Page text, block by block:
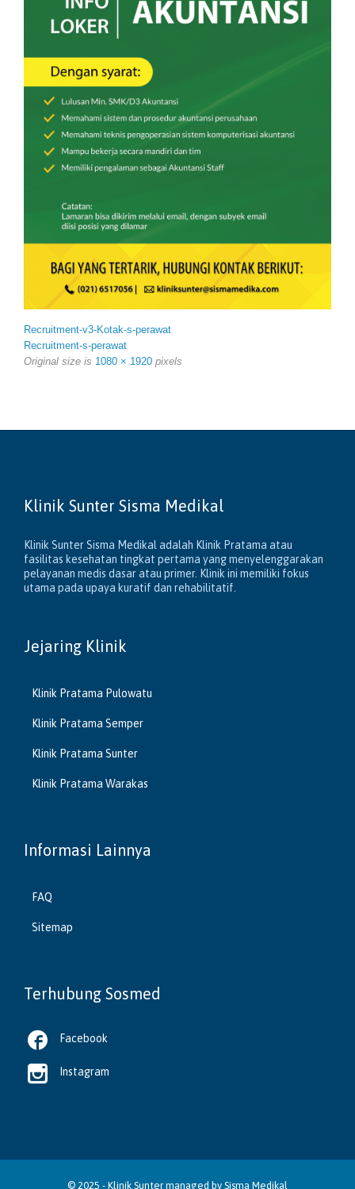
Recruitment-v3-Kotak-s-perawat
Recruitment-s-perawat
Original size is 1080 × 1920 pixels
Klinik Sunter Sisma Medikal
Klinik Sunter Sisma Medikal adalah Klinik Pratama atau
fasilitas kesehatan tingkat pertama yang menyelenggarakan
pelayanan medis dasar atau primer. Klinik ini memiliki fokus
utama pada upaya kuratif dan rehabilitatif.
Jejaring Klinik
Klinik Pratama Pulowatu
Klinik Pratama Semper
Klinik Pratama Sunter
Klinik Pratama Warakas
Informasi Lainnya
FAQ
Sitemap
Terhubung Sosmed
 Facebook
 Instagram
© 2025 - Klinik Suntermanaged by Sisma Medikal